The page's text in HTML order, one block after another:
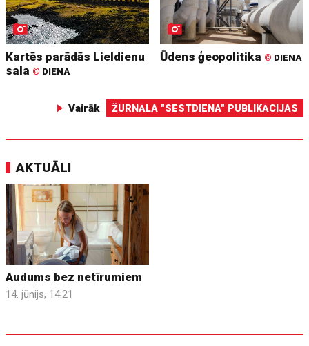
Kartēs parādās Lieldienu
sala © DIENA
Ūdens ģeopolitika © DIENA
Vairāk ŽURNĀLA "SESTDIENA" PUBLIKĀCIJAS
AKTUĀLI
Audums bez netīrumiem
14. jūnijs, 14:21